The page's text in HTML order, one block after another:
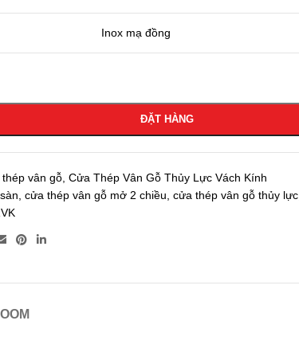
Inox mạ đồng
ĐẶT HÀNG
vân gỗ Cửa Thép Vân Gỗ Thủy Lực Vách Kính
cửa thép vân gỗ mở 2 chiều cửa thép vân gỗ thủy lực